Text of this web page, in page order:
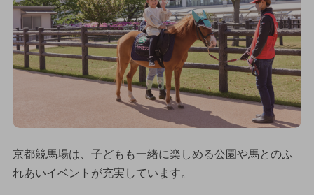
京都競馬場は、子どもも一緒に楽しめる公園や馬とのふ
れあいイベントが充実しています。